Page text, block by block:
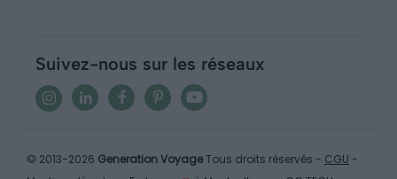
Suivez-nous sur les réseaux
© 2013-2026 Generation VoyageTous droits réservés - CGU -